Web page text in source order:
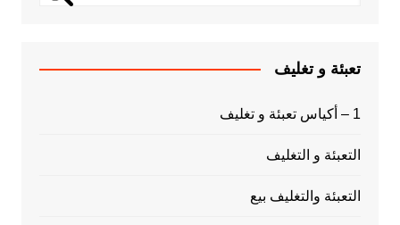
تعبئة و تغليف
1 – أكياس تعبئة و تغليف
التعبئة و التغليف
التعبئة والتغليف بيع